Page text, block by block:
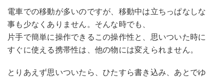
電車での移動が多いのですが、移動中は立ちっぱなしな
事も少なくありません。そんな時でも、
片手で簡単に操作できるこの操作性と、思いついた時に
すぐに使える携帯性は、他の物には変えられません。
とりあえず思いついたら、ひたすら書き込み、あとでゆ